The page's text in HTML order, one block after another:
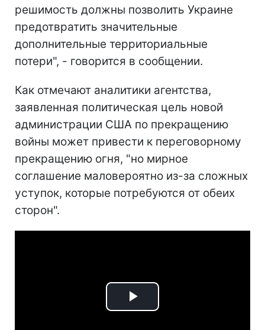
решимость должны позволить Украине
предотвратить значительные
дополнительные территориальные
потери", - говорится в сообщении.
Как отмечают аналитики агентства,
заявленная политическая цель новой
администрации США по прекращению
войны может привести к переговорному
прекращению огня, "но мирное
соглашение маловероятно из-за сложных
уступок, которые потребуются от обеих
сторон".
Play